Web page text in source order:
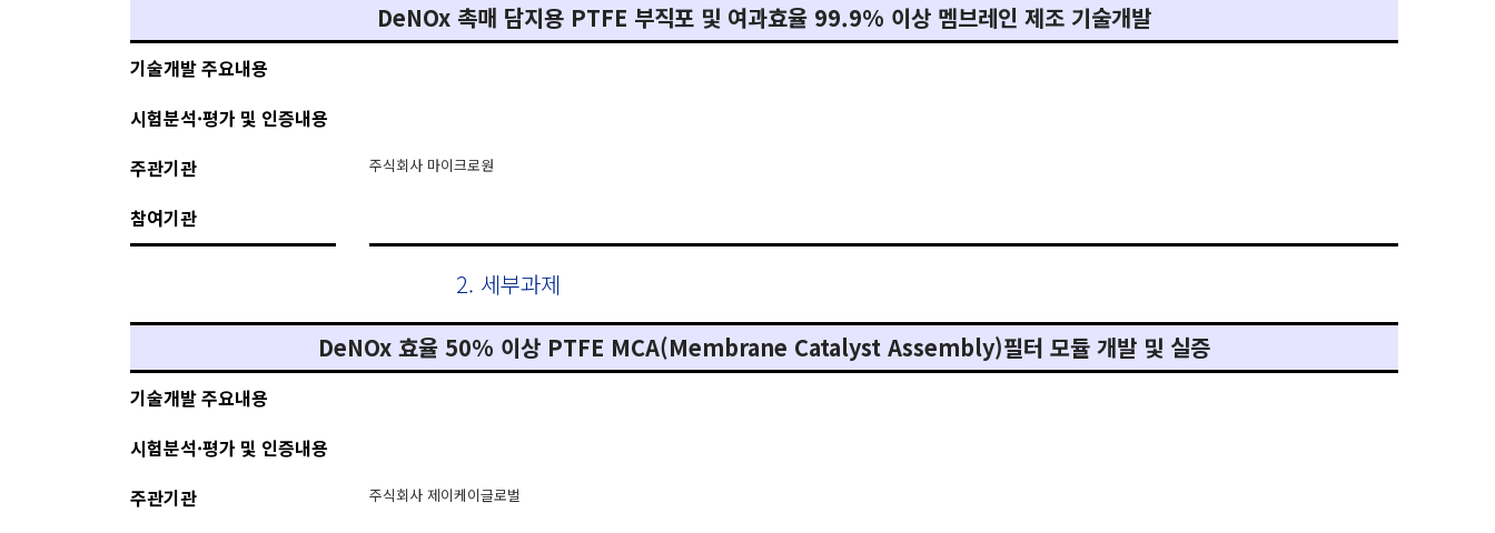
DeNOx 촉매 담지용 PTFE 부직포 및 여과효율 99.9% 이상 멤브레인 제조 기술개발
기술개발 주요내용
시험분석·평가 및 인증내용
주관기관
주식회사 마이크로원
참여기관
2. 세부과제
DeNOx 효율 50% 이상 PTFE MCA(Membrane Catalyst Assembly)필터 모듈 개발 및 실증
기술개발 주요내용
시험분석·평가 및 인증내용
주관기관
주식회사 제이케이글로벌